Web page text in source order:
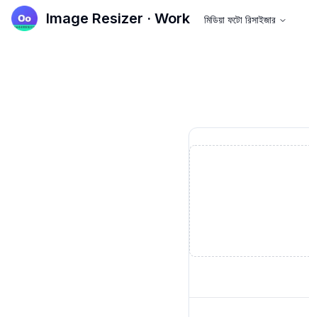
Image Resizer · Work মিডিয়া ফটো রিসাইজার